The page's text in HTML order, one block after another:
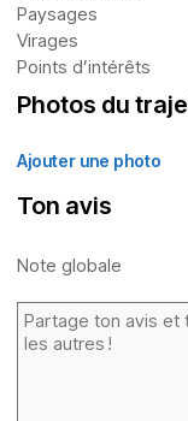
Paysages
Virages
Points d’intérêts
Photos du
Ajouter une photo
Ton avis
Note globale